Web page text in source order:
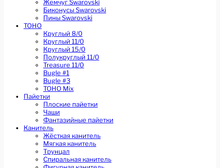
Жемчуг Swarovski
Биконусы Swarovski
Пины Swarovski
TOHO
Круглый 8/0
Круглый 11/0
Круглый 15/0
Полукруглый 11/0
Treasure 11/0
Bugle #1
Bugle #3
TOHO Mix
Пайетки
Плоские пайетки
Чаши
Фантазийные пайетки
Канитель
Жёсткая канитель
Мягкая канитель
Трунцал
Спиральная канитель